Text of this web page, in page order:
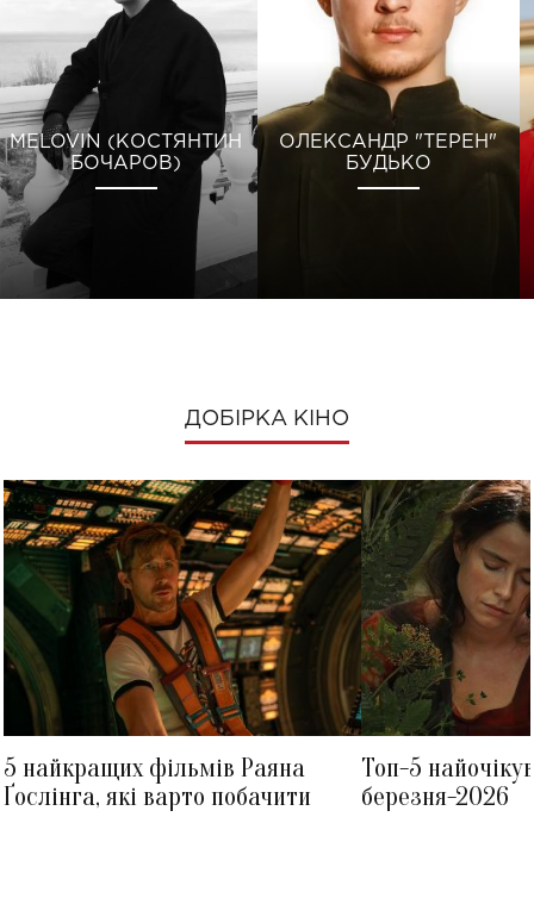
MELOVIN (КОСТЯНТИН
БОЧАРОВ)
ОЛЕКСАНДР "ТЕРЕН"
БУДЬКО
ДОБІРКА КІНО
5 найкращих фільмів Раяна
Ґослінга, які варто побачити
Топ-5
березня-2026